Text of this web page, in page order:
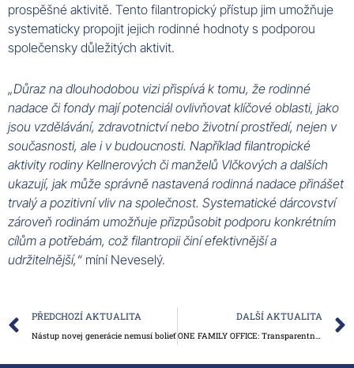
prospěšné aktivitě. Tento filantropický přístup jim umožňuje
systematicky propojit jejich rodinné hodnoty s podporou
společensky důležitých aktivit.
„Důraz na dlouhodobou vizi přispívá k tomu, že rodinné
nadace či fondy mají potenciál ovlivňovat klíčové oblasti, jako
jsou vzdělávání, zdravotnictví nebo životní prostředí, nejen v
současnosti, ale i v budoucnosti. Například filantropické
aktivity rodiny Kellnerových či manželů Vlčkových a dalších
ukazují, jak může správně nastavená rodinná nadace přinášet
trvalý a pozitivní vliv na společnost. Systematické dárcovství
zároveň rodinám umožňuje přizpůsobit podporu konkrétním
cílům a potřebám, což filantropii činí efektivnější a
udržitelnější,“ míní Neveselý.
Prev
PŘEDCHOZÍ AKTUALITA
Nástup novej generácie nemusí bolieť
DALŠÍ AKTUALITA
ONE FAMILY OFFICE: Transparentnost a detailní přístup